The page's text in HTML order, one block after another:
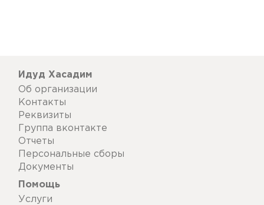
Идуд Хасадим
Об организации
Контакты
Реквизиты
Группа вконтакте
Отчеты
Персональные сборы
Документы
Помощь
Услуги